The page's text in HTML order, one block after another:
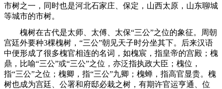
市树之一，同时也是河北石家庄、保定，山西太原，山东聊城
等城市的市树。
槐树在古代是太师、太傅、太保“三公”之位的象征。周朝
宫廷外要种3棵槐树，“三公”朝见天子时分坐其下。后来汉语
中便形成了很多槐官相连的名词，如槐宸，指皇帝的宫殿；槐
鼎，比喻“三公”或“三公”之位，亦泛指执政大臣；槐位，
指“三公”之位；槐卿，指“三公”九卿；槐蝉，指高官显贵。槐
树也成为宫廷、公署和府邸必栽之树，有期许官运亨通、位